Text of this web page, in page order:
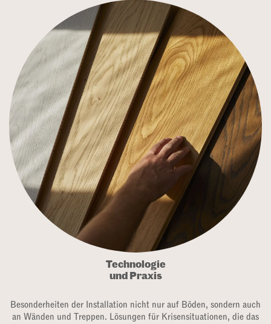
Technologie
und Praxis
Besonderheiten der Installation nicht nur auf Böden, sondern auch
an Wänden und Treppen. Lösungen für Krisensituationen, die das